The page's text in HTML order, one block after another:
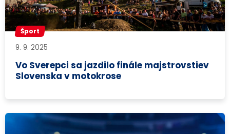
Šport
9. 9. 2025
Vo Sverepci sa jazdilo finále majstrovstiev
Slovenska v motokrose